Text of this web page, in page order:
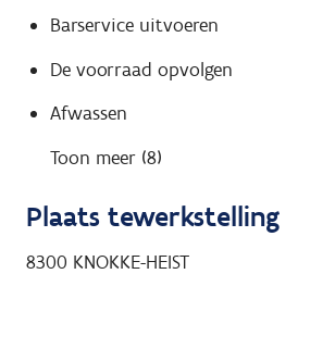
Barservice uitvoeren
De voorraad opvolgen
Afwassen
Toon meer (8)
Plaats tewerkstelling
8300 KNOKKE-HEIST